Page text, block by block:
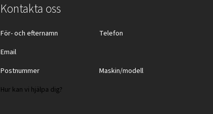
Kontakta oss